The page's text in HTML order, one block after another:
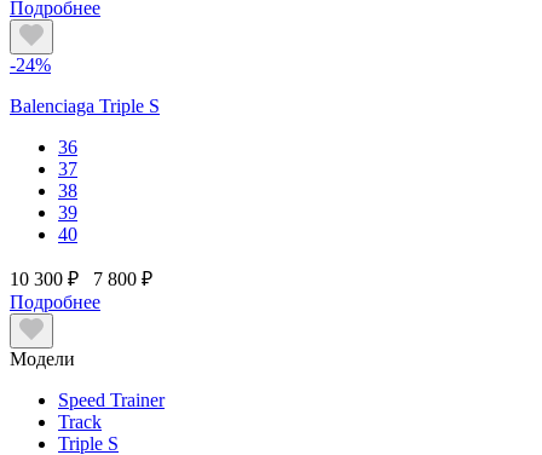
Подробнее
-24%
Balenciaga Triple S
36
37
38
39
40
10 300 ₽
7 800 ₽
Подробнее
Модели
Speed Trainer
Track
Triple S